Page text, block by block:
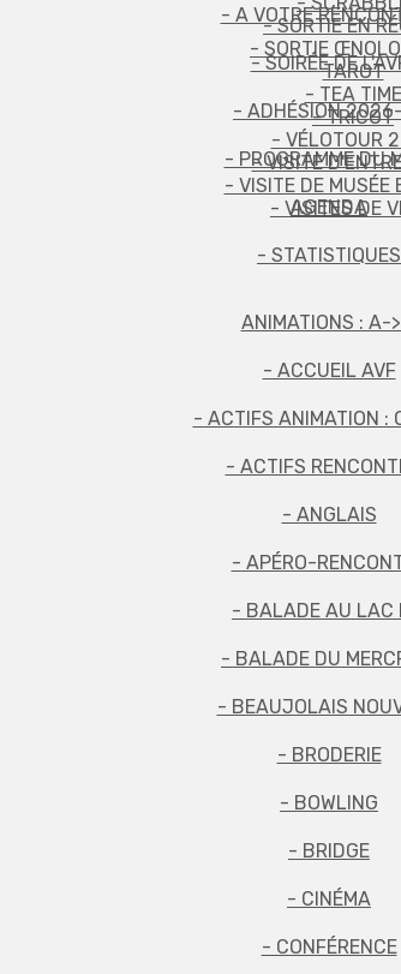
- SORTIE EN
- SORTIE
TAROT
- TEA TIME
- TRICOT
- VÉLOTOUR
- VISITE
- VISITE DE MUSÉE
- VISITES DE
- A VOTRE
- SOIRÉE DE
- ADHÉSION
- PROGRAMME DU
AGENDA
- STATISTIQUES
ANIMATIONS : A-
- ACCUEIL AVF
- ACTIFS ANIMATION :
- ACTIFS
- ANGLAIS
- APÉRO-
- BALADE AU LAC
- BALADE DU
- BEAUJOLAIS
- BRODERIE
- BOWLING
- BRIDGE
- CINÉMA
- CONFÉRENCE